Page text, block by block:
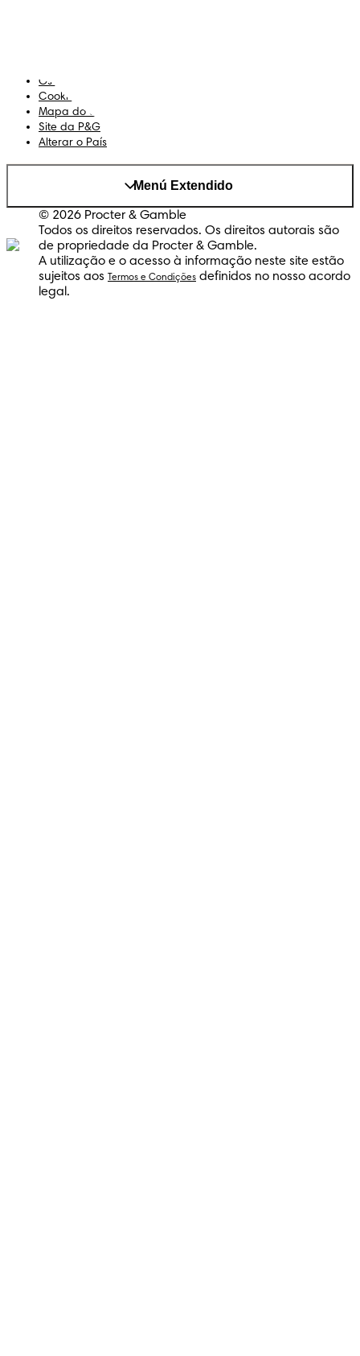
Os Meus Dados
Cookies
Mapa do Site
Site da P&G
Alterar o País
Menú Extendido
© 2026 Procter & Gamble
Todos os direitos reservados. Os direitos autorais são
de propriedade da Procter & Gamble.
A utilização e o acesso à informação neste site estão
sujeitos aos
Termos e Condições definidos no nosso acordo
legal.